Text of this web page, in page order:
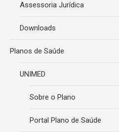
Assessoria Jurídica
Downloads
Planos de Saúde
UNIMED
Sobre o Plano
Portal Plano de Saúde